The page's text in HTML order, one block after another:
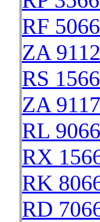
RF
ZA
RS
ZA
RL
RX
RK
RD